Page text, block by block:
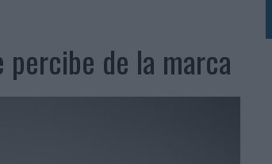
INTERNACIONAL
Y LA MEDICIÓN SON DOS CARAS DE LA MISMA
de la marca